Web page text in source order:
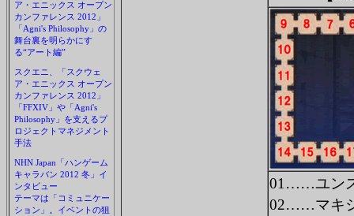
ア・エニックス オープン
カンファレンス 2012」
「Agni's Philosophy」の
舞台裏を明らかにす
る“アート編”
スクエニ、「スクウェ
ア・エニックス オープン
カンファレンス 2012」
「FFXIV」や「Agni's
Philosophy」を支えるプ
ロジェクトマネジメント
手法
NHN Japan「ハンゲーム
キャラバン 2012 冬」イ
ンタビュー
テーマは「コミュニケー
ション」。イベントの狙
01……ユン
02……マキ